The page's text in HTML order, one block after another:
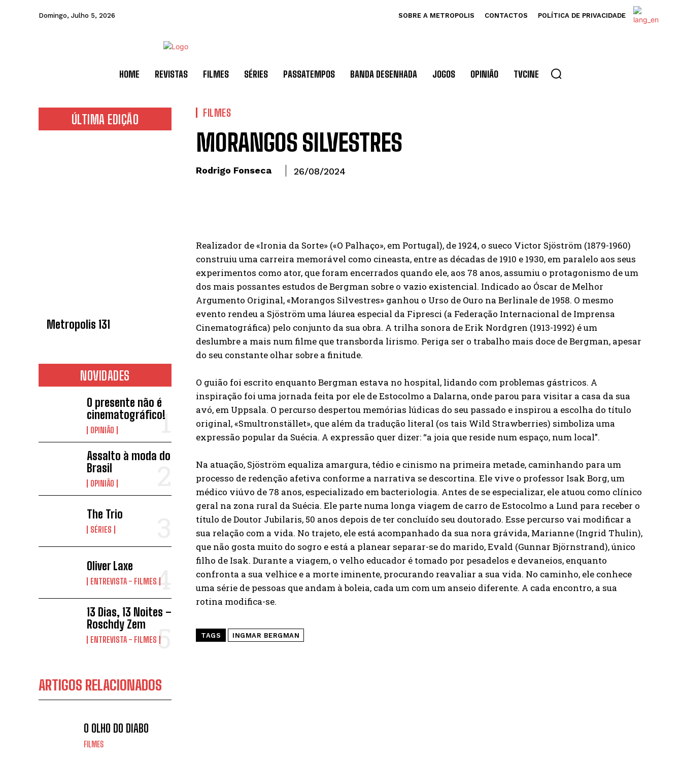
Domingo, Julho 5, 2026 SOBRE A METROPOLIS CONTACTOS POLÍTICA DE PRIVACIDADE
HOME REVISTAS FILMES SÉRIES PASSATEMPOS BANDA DESENHADA JOGOS OPINIÃO TVCINE
ÚLTIMA EDIÇÃO
Metropolis 131
NOVIDADES
O presente não é
cinematográfico!
OPINIÃO
Assalto à moda do
Brasil
OPINIÃO
The Trio
SÉRIES
Oliver Laxe
ENTREVISTA - FILMES
13 Dias, 13 Noites –
Roschdy Zem
ENTREVISTA - FILMES
ARTIGOS RELACIONADOS
O OLHO DO DIABO
FILMES
FILMES
MORANGOS SILVESTRES
Rodrigo Fonseca 26/08/2024
Realizador de «Ironia da Sorte» («O Palhaço», em Portugal), de 1924, o sueco Victor Sjöström (1879-1960)
construiu uma carreira memorável como cineasta, entre as décadas de 1910 e 1930, em paralelo aos seus
experimentos como ator, que foram encerrados quando ele, aos 78 anos, assumiu o protagonismo de um
dos mais possantes estudos de Bergman sobre o vazio existencial. Indicado ao Óscar de Melhor
Argumento Original, «Morangos Silvestres» ganhou o Urso de Ouro na Berlinale de 1958. O mesmo
evento rendeu a Sjöström uma láurea especial da Fipresci (a Federação Internacional de Imprensa
Cinematográfica) pelo conjunto da sua obra. A trilha sonora de Erik Nordgren (1913-1992) é um
deslumbre a mais num filme que transborda lirismo. Periga ser o trabalho mais doce de Bergman, apesar
do seu constante olhar sobre a finitude.
O guião foi escrito enquanto Bergman estava no hospital, lidando com problemas gástricos. A
inspiração foi uma jornada feita por ele de Estocolmo a Dalarna, onde parou para visitar a casa da sua
avó, em Uppsala. O percurso despertou memórias lúdicas do seu passado e inspirou a escolha do título
original, «Smultronstället», que além da tradução literal (os tais Wild Strawberries) simboliza uma
expressão popular da Suécia. A expressão quer dizer: “a joia que reside num espaço, num local”.
Na atuação, Sjöström equaliza amargura, tédio e cinismo na primeira metade, caminhando para um
processo de redenção afetiva conforme a narrativa se descortina. Ele vive o professor Isak Borg, um
médico viúvo de 78 anos, especializado em bacteriologia. Antes de se especializar, ele atuou como clínico
geral na zona rural da Suécia. Ele parte numa longa viagem de carro de Estocolmo a Lund para receber o
título de Doutor Jubilaris, 50 anos depois de ter concluído seu doutorado. Esse percurso vai modificar a
sua relação com a vida. No trajeto, ele está acompanhado da sua nora grávida, Marianne (Ingrid Thulin),
que não gosta muito do sogro e está a planear separar-se do marido, Evald (Gunnar Björnstrand), único
filho de Isak. Durante a viagem, o velho educador é tomado por pesadelos e devaneios, enquanto
confronta a sua velhice e a morte iminente, procurando reavaliar a sua vida. No caminho, ele conhece
uma série de pessoas que andam à boleia, cada um com um anseio diferente. A cada encontro, a sua
rotina modifica-se.
TAGS INGMAR BERGMAN